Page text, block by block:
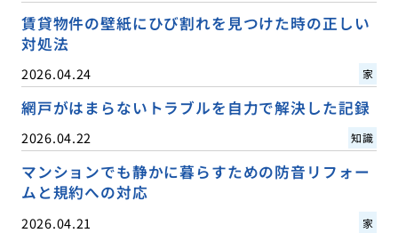
賃貸物件の壁紙にひび割れを見つけた時の正しい
対処法
2026.04.24 家
網戸がはまらないトラブルを自力で解決した記録
2026.04.22 知識
マンションでも静かに暮らすための防音リフォー
ムと規約への対応
2026.04.21 家